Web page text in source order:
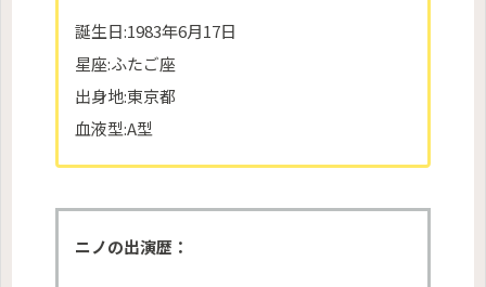
誕生日:1983年6月17日
星座:ふたご座
出身地:東京都
血液型:A型
ニノの出演歴：